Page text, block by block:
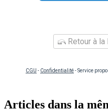
Retour à
CGU - Confidentialité- Service
Articles dans la